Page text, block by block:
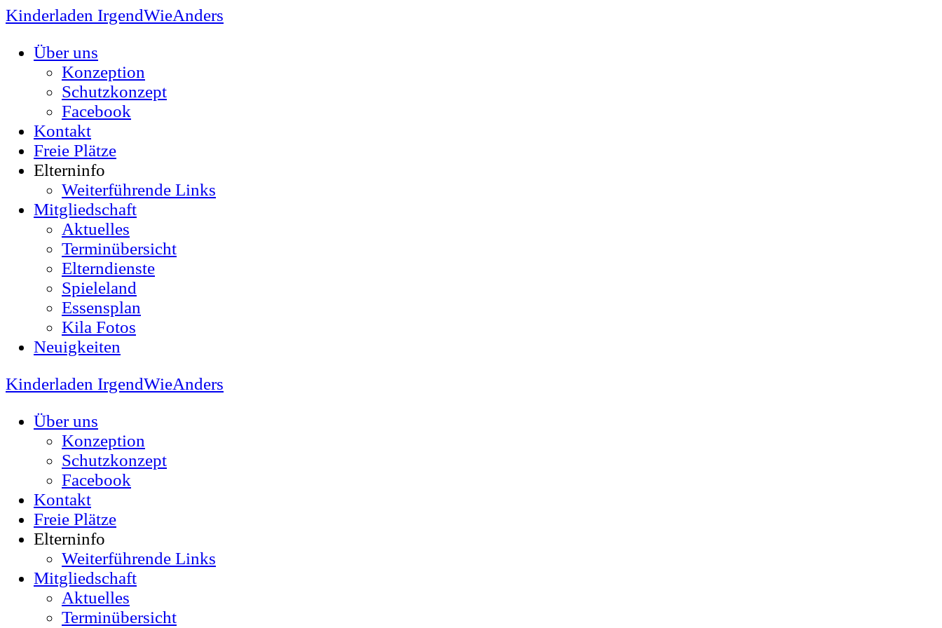
Kinderladen IrgendWieAnders
Über uns
Konzeption
Schutzkonzept
Facebook
Kontakt
Freie Plätze
Elterninfo
Weiterführende Links
Mitgliedschaft
Aktuelles
Terminübersicht
Elterndienste
Spieleland
Essensplan
Kila Fotos
Neuigkeiten
Kinderladen IrgendWieAnders
Über uns
Konzeption
Schutzkonzept
Facebook
Kontakt
Freie Plätze
Elterninfo
Weiterführende Links
Mitgliedschaft
Aktuelles
Terminübersicht